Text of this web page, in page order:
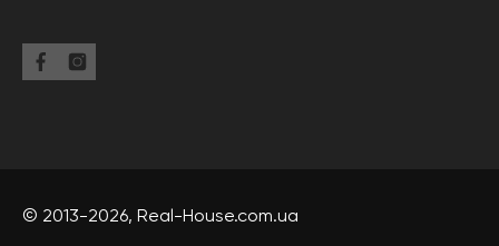
© 2013-2026, Real-House.com.ua